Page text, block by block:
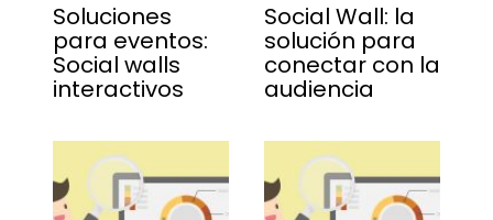
Soluciones
para eventos:
Social walls
interactivos
Social Wall: la
solución para
conectar con la
audiencia